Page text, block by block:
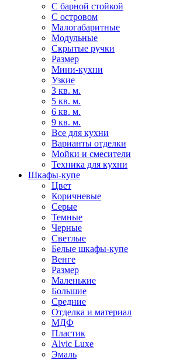
С барной стойкой
С островом
Малогабаритные
Модульные
Скрытые ручки
Размер
Мини-кухни
Узкие
3 кв. м.
5 кв. м.
6 кв. м.
9 кв. м.
Все для кухни
Варианты отделки
Мойки и смесители
Техника для кухни
Шкафы-купе
Цвет
Коричневые
Серые
Темные
Черные
Светлые
Белые шкафы-купе
Венге
Размер
Маленькие
Большие
Средние
Отделка и материал
МДФ
Пластик
Alvic Luxe
Эмаль